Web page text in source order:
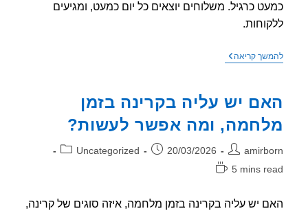
כרגיל. משלוחים יוצאים כל יום כמעט, ומגיעים
קריאהעדכון
המלחמה
29-
03-
2026
יש עליה בקרינה בזמן
ומה אפשר לעשות?
פורסם:
20/03/2026 קטגוריה:
Uncategorized
5 mins
יש עליה בקרינה בזמן מלחמה, איזה סוגים של קרינה,